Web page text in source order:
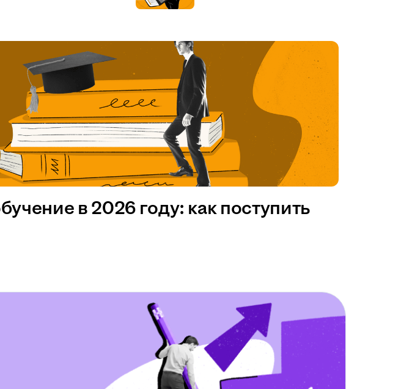
в 2026 году: как поступить